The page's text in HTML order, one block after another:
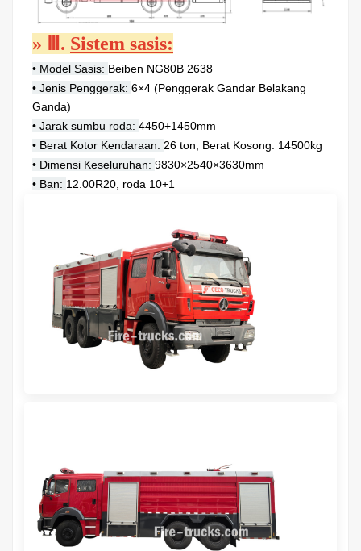
» Ⅲ. Sistem sasis:
• Model Sasis: Beiben NG80B 2638
• Jenis Penggerak: 6×4 (Penggerak Gandar Belakang
Ganda)
• Jarak sumbu roda: 4450+1450mm
• Berat Kotor Kendaraan: 26 ton, Berat Kosong: 14500kg
• Dimensi Keseluruhan: 9830×2540×3630mm
• Ban: 12.00R20, roda 10+1